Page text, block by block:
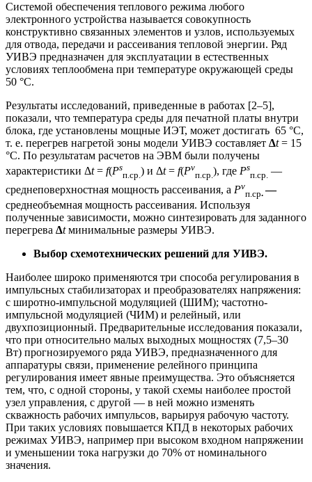
Системой обеспечения теплового режима любого
электронного устройства называется совокупность
конструктивно связанных элементов и узлов, используемых
для отвода, передачи и рассеивания тепловой энергии. Ряд
УИВЭ предназначен для эксплуатации в естественных
условиях теплообмена при температуре окружающей среды
50 °С.
Результаты исследований, приведенные в работах [2–5],
показали, что температура среды для печатной платы внутри
блока, где установлены мощные ИЭТ, может достигать 65 °С,
т. е. перегрев нагретой зоны модели УИВЭ составляет ∆t= 15
°С. По результатам расчетов на ЭВМ были получены
характеристики Δt= f(Ps
п.ср. ) и Δt= f(Pv
п.ср. ), где Ps
п.ср. —
среднеповерхностная мощность рассеивания, а Pv
п.ср.—
среднеобъемная мощность рассеивания. Используя
полученные зависимости, можно синтезировать для заданного
перегрева ∆tминимальные размеры УИВЭ.
Выбор схемотехнических решений для УИВЭ.
Наиболее широко применяются три способа регулирования в
импульсных стабилизаторах и преобразователях напряжения:
с широтно-импульсной модуляцией (ШИМ); частотно-
импульсной модуляцией (ЧИМ) и релейный, или
двухпозиционный. Предварительные исследования показали,
что при относительно малых выходных мощностях (7,5–30
Вт) прогнозируемого ряда УИВЭ, предназначенного для
аппаратуры связи, применение релейного принципа
регулирования имеет явные пре­имущества. Это объясняется
тем, что, с одной стороны, у такой схемы наиболее простой
узел управления, с другой — в ней можно изменять
скважность рабочих импульсов, варьируя рабочую частоту.
При таких условиях повышается КПД в некоторых рабочих
режимах УИВЭ, например при высоком входном напряжении
и уменьшении тока нагрузки до 70% от номинального
значения.